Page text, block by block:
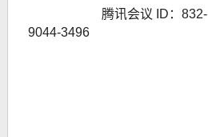
腾讯会议 ID：832-
9044-3496